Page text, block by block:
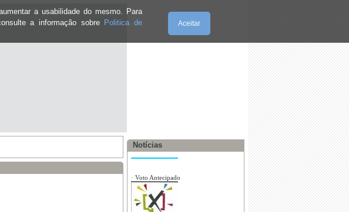
a usabilidade do mesmo. Para
a informação sobre Politica de
Aceitar
Notícias
·BUPI